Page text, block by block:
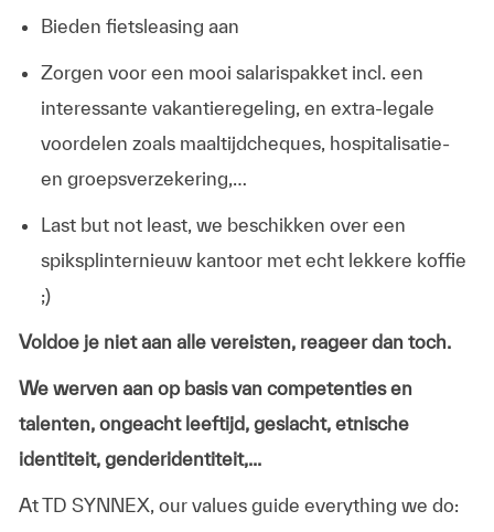
Bieden fietsleasing aan
Zorgen voor een mooi salarispakket incl. een
interessante vakantieregeling, en extra-legale
voordelen zoals maaltijdcheques, hospitalisatie-
en groepsverzekering,…
Last but not least, we beschikken over een
spiksplinternieuw kantoor met echt lekkere koffie
;)
Voldoe je niet aan alle vereisten, reageer dan toch.
We werven aan op basis van competenties en
talenten, ongeacht leeftijd, geslacht, etnische
identiteit, genderidentiteit,...
At TD SYNNEX, our values guide everything we do: